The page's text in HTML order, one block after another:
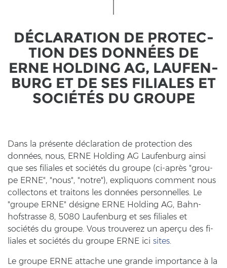
DÉCLARATION DE PRO­TEC­
TION DES DONNÉES DE
ERNE HOL­DING AG, LAU­FEN­
BURG ET DE SES FI­LIA­LES ET
SOCIÉTÉS DU GROU­PE
Dans la présente déclaration de pro­tec­tion des
données, nous, ERNE Hol­ding AG Lau­fen­burg ainsi
que ses fi­lia­les et sociétés du grou­pe (ci-​après "grou­
pe ERNE", "nous", "notre"), ex­pli­quons com­ment nous
coll­ec­tons et trai­tons les données per­son­nel­les. Le
"grou­pe ERNE" désigne ERNE Hol­ding AG, Bahn­
hofstras­se 8, 5080 Lau­fen­burg et ses fi­lia­les et
sociétés du grou­pe. Vous trou­ver­ez un aperçu des fi­
lia­les et sociétés du grou­pe ERNE ici sites.
Le grou­pe ERNE at­ta­che une gran­de im­por­tance à la